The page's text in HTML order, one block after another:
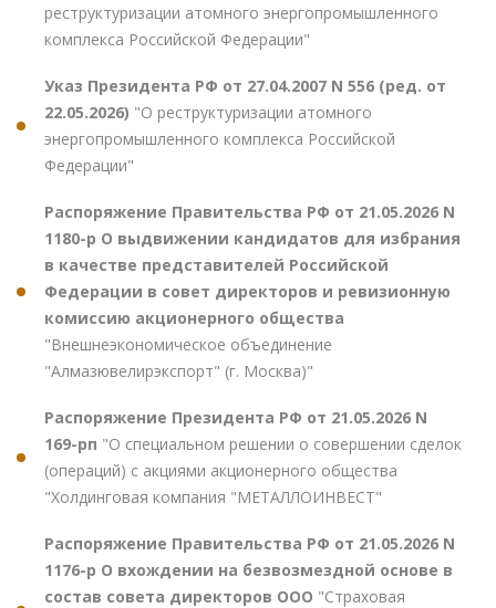
реструктуризации атомного энергопромышленного
комплекса Российской Федерации"
Указ Президента РФ от 27.04.2007 N 556 (ред. от
22.05.2026) "О реструктуризации атомного
энергопромышленного комплекса Российской
Федерации"
Распоряжение Правительства РФ от 21.05.2026 N
1180-р О выдвижении кандидатов для избрания
в качестве представителей Российской
Федерации в совет директоров и ревизионную
комиссию акционерного общества
"Внешнеэкономическое объединение
"Алмазювелирэкспорт" (г. Москва)"
Распоряжение Президента РФ от 21.05.2026 N
169-рп "О специальном решении о совершении сделок
(операций) с акциями акционерного общества
"Холдинговая компания "МЕТАЛЛОИНВЕСТ"
Распоряжение Правительства РФ от 21.05.2026 N
1176-р О вхождении на безвозмездной основе в
состав совета директоров ООО "Страховая